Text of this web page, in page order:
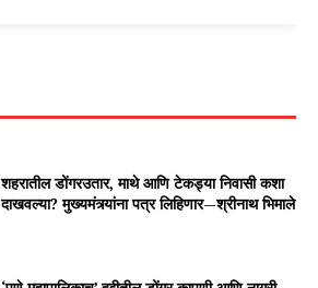
शहरातील डोंगरउतार, माथे आणि टेकड्या निवासी कशा
दाखवल्या? मुख्यमंत्र्यांना पत्र लिहिणार—श्रीनाथ भिमाले